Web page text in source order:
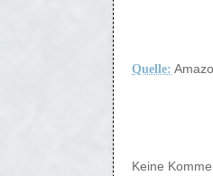
Quelle:
Keine